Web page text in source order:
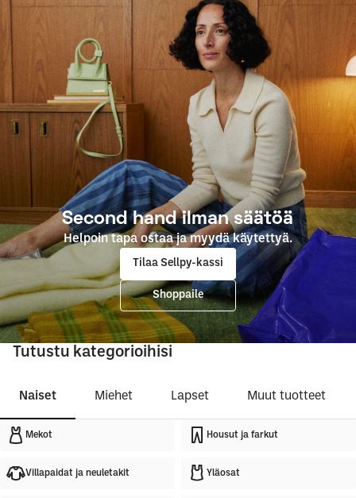
Second hand ilman säätöä
Helpoin tapa ostaa ja myydä käytettyä.
Tilaa Sellpy-kassi
Shoppaile
Tutustu kategorioihisi
Naiset Miehet Lapset Muut tuotteet
Mekot Housut ja farkut
Villapaidat ja neuletakit Yläosat